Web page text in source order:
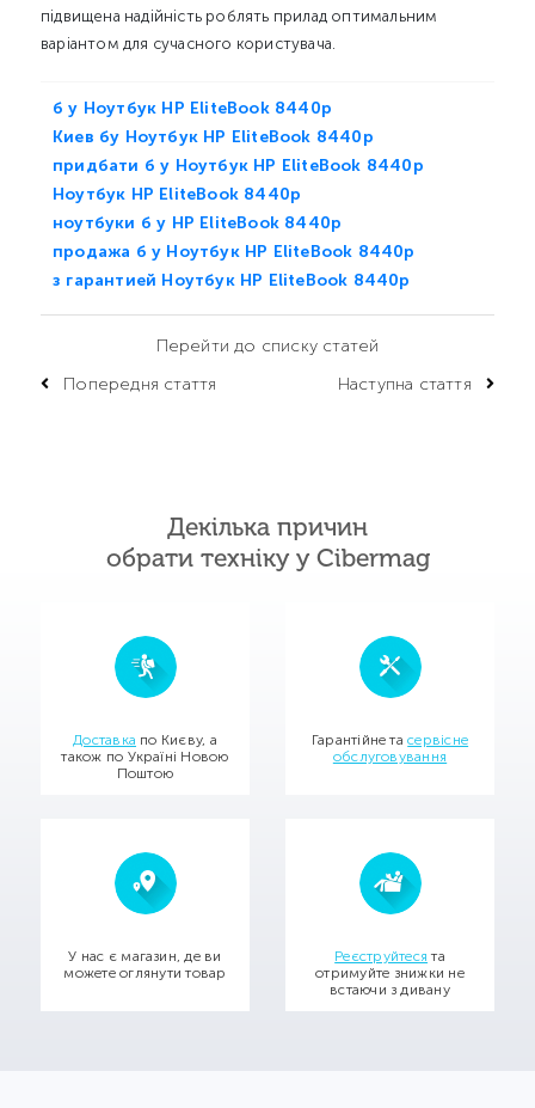
підвищена надійність роблять прилад оптимальним
варіантом для сучасного користувача.
б у Ноутбук HP EliteBook 8440p
Киев бу Ноутбук HP EliteBook 8440p
придбати б у Ноутбук HP EliteBook 8440p
Ноутбук HP EliteBook 8440p
ноутбуки б у HP EliteBook 8440p
продажа б у Ноутбук HP EliteBook 8440p
з гарантией Ноутбук HP EliteBook 8440p
Попередня стаття
Перейти до списку статей
Наступна стаття
Декілька причин
обрати техніку у Cibermag
Доставка по Києву, а
також по Україні Новою
Поштою
Гарантійне тасервісне
обслуговування
У нас є магазин, де ви
можете оглянути товар
Реєструйтеся та
отримуйте знижки не
встаючи з дивану